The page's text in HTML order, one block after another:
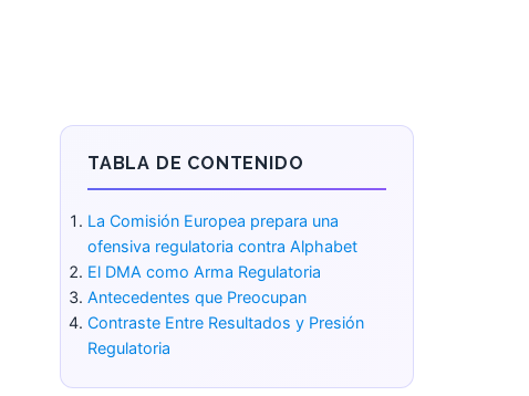
TABLA DE CONTENIDO
La Comisión Europea prepara una
ofensiva regulatoria contra Alphabet
El DMA como Arma Regulatoria
Antecedentes que Preocupan